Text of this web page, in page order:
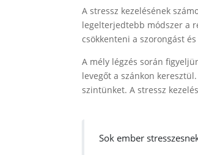
A stressz kezelésének
legelterjedtebb módszer a
csökkenteni a szorongást
A mély légzés során
levegőt a szánkon
szintünket. A stressz
Sok ember